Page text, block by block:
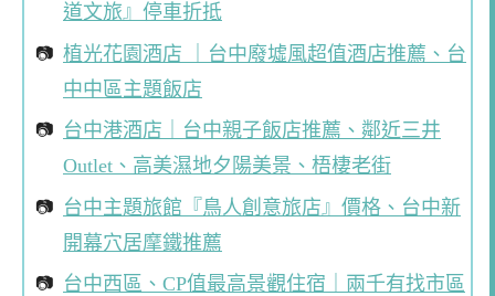
道文旅』停車折抵
植光花園酒店 ｜台中廢墟風超值酒店推薦、台
中中區主題飯店
台中港酒店｜台中親子飯店推薦、鄰近三井
Outlet、高美濕地夕陽美景、梧棲老街
台中主題旅館『鳥人創意旅店』價格、台中新
開幕穴居摩鐵推薦
台中西區、CP值最高景觀住宿｜兩千有找市區